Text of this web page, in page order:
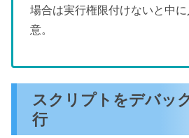
場合は実行権限付けないと中
意。
スクリプトをデバッ
行